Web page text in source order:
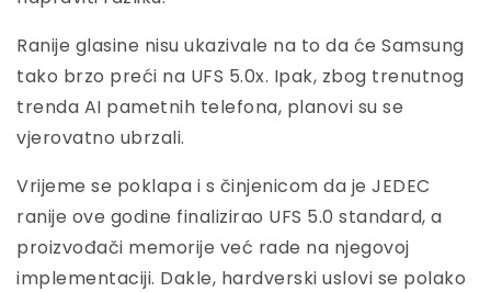
Ranije glasine nisu ukazivale na to da će Samsung
tako brzo preći na UFS 5.0x. Ipak, zbog trenutnog
trenda AI pametnih telefona, planovi su se
vjerovatno ubrzali.
Vrijeme se poklapa i s činjenicom da je JEDEC
ranije ove godine finalizirao UFS 5.0 standard, a
proizvođači memorije već rade na njegovoj
implementaciji. Dakle, hardverski uslovi se polako